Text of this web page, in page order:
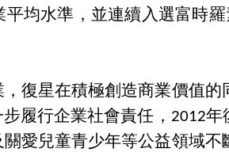
均水準，並連續入選富時羅
復星在積極創造商業價值
履行企業社會責任， 2012
愛兒童青少年等公益領域